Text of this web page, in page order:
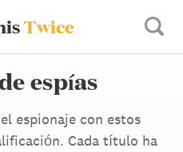
Twice
espías
espionaje con estos
Cada título ha